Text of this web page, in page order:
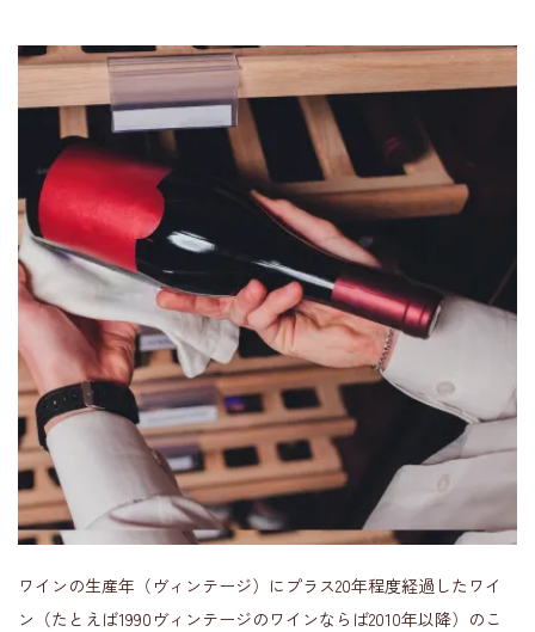
ワインの生産年（ヴィンテージ）にプラス20年程度経過したワイ
ン（たとえば1990ヴィンテージのワインならば2010年以降）のこ